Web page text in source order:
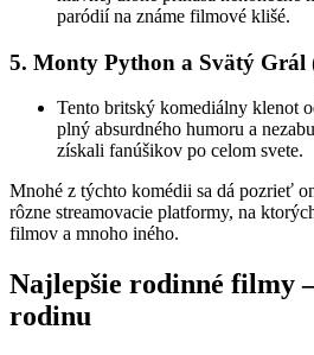
paródií na známe filmové klišé.
5. Monty Python a Svätý Grál
Tento britský komediálny klenot
plný absurdného humoru a
získali fanúšikov po celom svete.
Mnohé z týchto komédii sa dá pozrieť
rôzne streamovacie platformy, na
filmov a mnoho iného.
Najlepšie rodinné filmy
rodinu